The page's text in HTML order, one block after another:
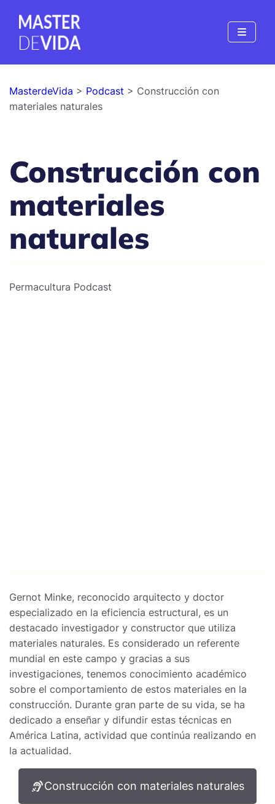
MasterdeVida > Podcast > Construcción con
materiales naturales
Construcción con
materiales
naturales
Permacultura Podcast
Gernot Minke, reconocido arquitecto y doctor
especializado en la eficiencia estructural, es un
destacado investigador y constructor que utiliza
materiales naturales. Es considerado un referente
mundial en este campo y gracias a sus
investigaciones, tenemos conocimiento académico
sobre el comportamiento de estos materiales en la
construcción. Durante gran parte de su vida, se ha
dedicado a enseñar y difundir estas técnicas en
América Latina, actividad que continúa realizando en
la actualidad.
Construcción con materiales naturales